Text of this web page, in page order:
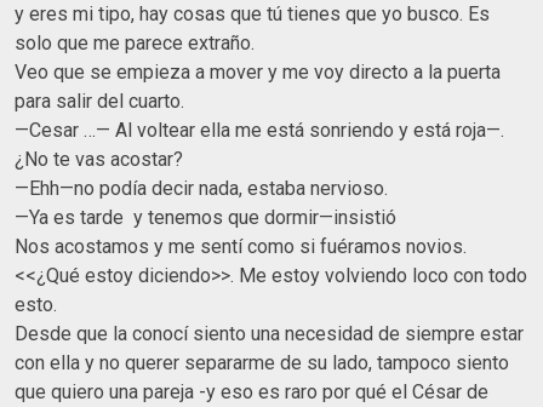
y eres mi tipo, hay cosas que tú tienes que yo busco. Es
solo que me parece extraño.
Veo que se empieza a mover y me voy directo a la puerta
para salir del cuarto.
—Cesar …— Al voltear ella me está sonriendo y está roja—.
¿No te vas acostar?
—Ehh—no podía decir nada, estaba nervioso.
—Ya es tarde y tenemos que dormir—insistió
Nos acostamos y me sentí como si fuéramos novios.
<<¿Qué estoy diciendo>>. Me estoy volviendo loco con todo
esto.
Desde que la conocí siento una necesidad de siempre estar
con ella y no querer separarme de su lado, tampoco siento
que quiero una pareja -y eso es raro por qué el César de